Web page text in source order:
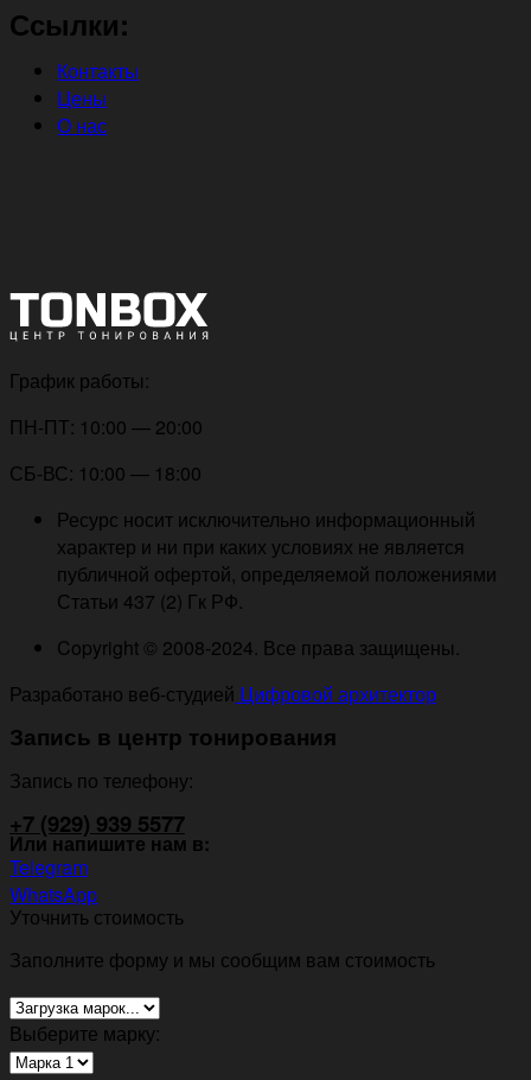
Ссылки:
Контакты
Цены
О нас
График работы:
ПН-ПТ: 10:00 — 20:00
СБ-ВС: 10:00 — 18:00
Ресурс носит исключительно информационный
характер и ни при каких условиях не является
публичной офертой, определяемой положениями
Статьи 437 (2) Гк РФ.
Copyright © 2008-2024. Все права защищены.
Разработано веб-студией Цифровой архитектор
Запись в центр тонирования
Запись по телефону:
+7 (929) 939 5577
Или напишите нам в:
Telegram
WhatsApp
Уточнить стоимость
Заполните форму и мы сообщим вам стоимость
Выберите марку: